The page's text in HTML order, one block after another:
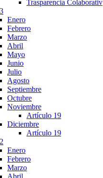
Trasparencia Colaborativ
Enero
Febrero
Marzo
Abril
Mayo
Junio
Julio
Agosto
Septiembre
Octubre
Noviembre
Artículo 19
Diciembre
Artículo 19
Enero
Febrero
Marzo
Abril